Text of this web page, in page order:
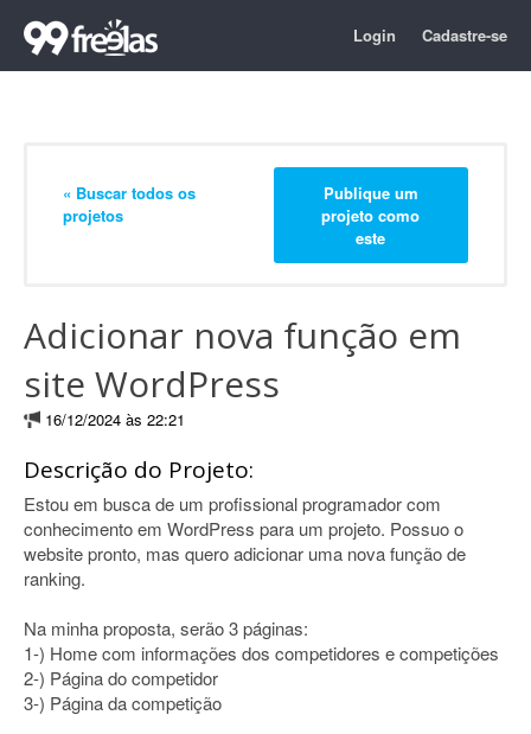
Login Cadastre-se
« Buscar todos os
projetos
Publique um
projeto como
este
Adicionar nova função em
site WordPress
16/12/2024 às 22:21
Descrição do Projeto:
Estou em busca de um profissional programador com
conhecimento em WordPress para um projeto. Possuo o
website pronto, mas quero adicionar uma nova função de
ranking.
Na minha proposta, serão 3 páginas:
1-) Home com informações dos competidores e competições
2-) Página do competidor
3-) Página da competição